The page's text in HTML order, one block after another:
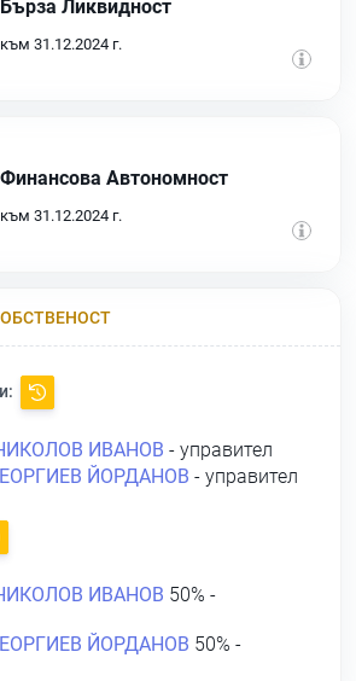
Бърза Ликвидност
към 31.12.2024 г.
Финансова Автономност
към 31.12.2024 г.
ИВАНОВ - управител
ЙОРДАНОВ - управител
ИВАНОВ 50% -
ЙОРДАНОВ 50% -